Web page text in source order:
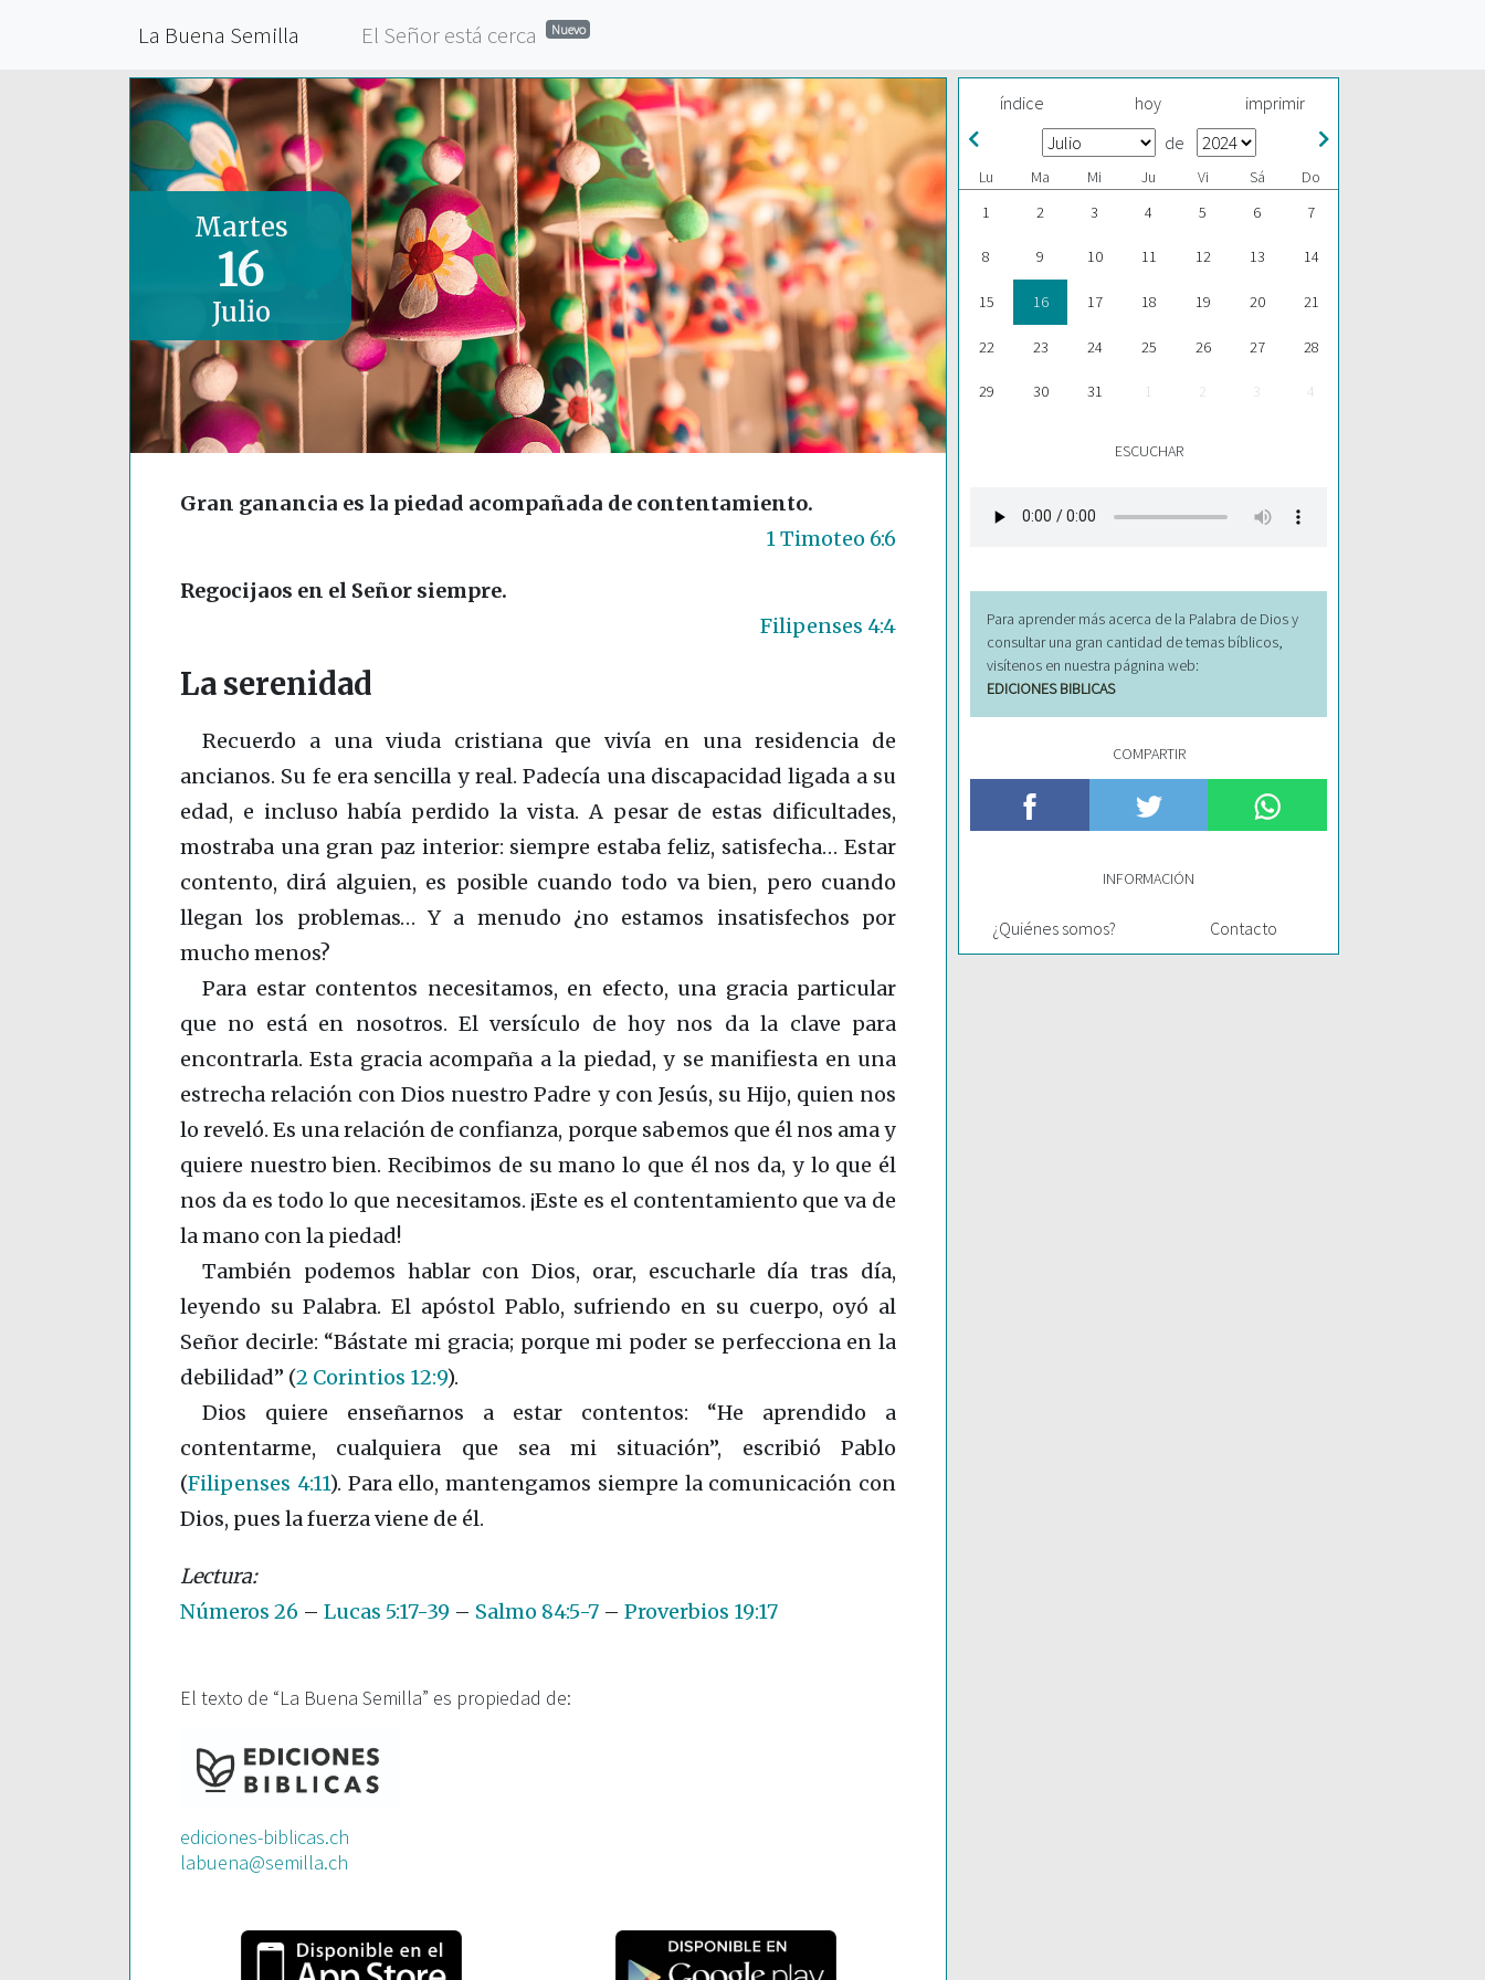
La Buena Semilla El Señor está cerca Nuevo
Martes
16
Julio
Gran ganancia es la piedad acompañada de contentamiento.
1 Timoteo 6:6
Regocijaos en el Señor siempre.
Filipenses 4:4
La serenidad
Recuerdo a una viuda cristiana que vivía en una residencia de
ancianos. Su fe era sencilla y real. Padecía una discapacidad ligada a su
edad, e incluso había perdido la vista. A pesar de estas dificultades,
mostraba una gran paz interior: siempre estaba feliz, satisfecha… Estar
contento, dirá alguien, es posible cuando todo va bien, pero cuando
llegan los problemas… Y a menudo ¿no estamos insatisfechos por
mucho menos?
Para estar contentos necesitamos, en efecto, una gracia particular
que no está en nosotros. El versículo de hoy nos da la clave para
encontrarla. Esta gracia acompaña a la piedad, y se manifiesta en una
estrecha relación con Dios nuestro Padre y con Jesús, su Hijo, quien nos
lo reveló. Es una relación de confianza, porque sabemos que él nos ama y
quiere nuestro bien. Recibimos de su mano lo que él nos da, y lo que él
nos da es todo lo que necesitamos. ¡Este es el contentamiento que va de
la mano con la piedad!
También podemos hablar con Dios, orar, escucharle día tras día,
leyendo su Palabra. El apóstol Pablo, sufriendo en su cuerpo, oyó al
Señor decirle: “Bástate mi gracia; porque mi poder se perfecciona en la
debilidad” (2 Corintios 12:9).
Dios quiere enseñarnos a estar contentos: “He aprendido a
contentarme, cualquiera que sea mi situación”, escribió Pablo
(Filipenses 4:11). Para ello, mantengamos siempre la comunicación con
Dios, pues la fuerza viene de él.
Números 26 – Lucas 5:17-39 – Salmo 84:5-7 – Proverbios 19:17
El texto de “La Buena Semilla” es propiedad de:
ediciones-biblicas.ch
labuena@semilla.ch
índice hoy imprimir
de
Lu Ma Mi Ju Vi Sá
Do
1
2 3 4 5 6 7
8 9 10 11 12 13 14
15 16 17 18 19 20 21
22 23 24 25 26 27 28
29 30 31 1 2 3 4
ESCUCHAR
Para aprender más acerca de la Palabra de Dios y
consultar una gran cantidad de temas bíblicos,
visítenos en nuestra págnina web:
EDICIONES BIBLICAS
COMPARTIR
INFORMACIÓN
¿Quiénes somos? Contacto